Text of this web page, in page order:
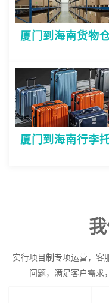
厦门到海南货物
厦门到海南行李
实行项目制专项运营，客
问题，满足客户需求